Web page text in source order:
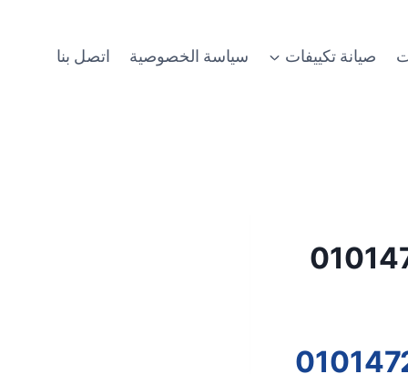
صيانة تكييفات سياسة الخصوصية اتصل بنا